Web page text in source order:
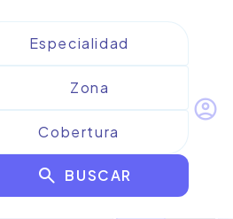
search BUSCAR
account_circle
paraOSRJA